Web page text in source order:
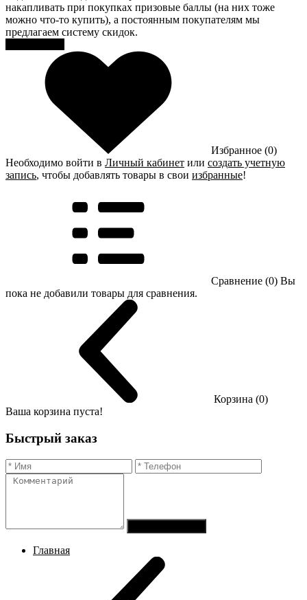
накапливать при покупках призовые баллы (на них тоже
можно что-то купить), а постоянным покупателям мы
предлагаем систему скидок.
Избранное (0)
Необходимо войти в Личный кабинет или создать учетную
запись, чтобы добавлять товары в свои избранные!
Сравнение (0) Вы
пока не добавили товары для сравнения.
Корзина (0)
Ваша корзина пуста!
Быстрый заказ
Главная